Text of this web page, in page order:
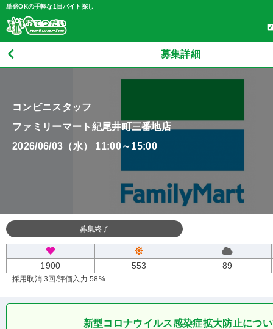
単発OKの手軽な1日バイト探し
募集詳細
コンビニスタッフ
ファミリーマート紀尾井町三番地店
2026/06/03（水） 11:00～15:00
募集終了
1900 553 89
採用取消 3回 /評価入力 58%
新型コロナウイルス感染症拡大防止につ